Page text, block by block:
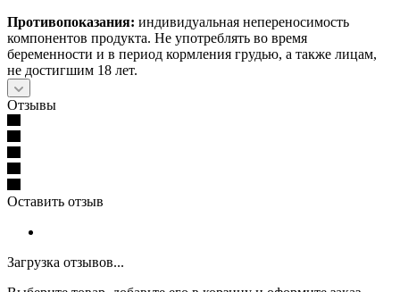
Противопоказания: индивидуальная непереносимость
компонентов продукта. Не употреблять во время
беременности и в период кормления грудью, а также лицам,
не достигшим 18 лет.
Отзывы
Оставить отзыв
Загрузка отзывов...